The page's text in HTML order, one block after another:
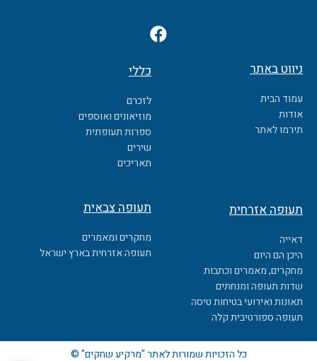
F
a
e
b
o
o
k
ניווט באתר
עמוד הבית
אודות
תירמו לאתר
כללי
לזכרם
מוזיאונים ואוספים
ספרות תעופתית
שירים
תאריכים
תעופה אזרחית
דאייה
היכן הם היום
מחקרים, מאמרים וכתבות
שדות תעופה ומנחתים
תאונות ואירועי בטיחות טיסה
תעופה ספורטיבית קלה
תעופה צבאית
מחקרים ומאמרים
תעופה אזרחית בארץ ישראל
כל הזכויות שמורות לאתר "מרקיע שחקים" ©